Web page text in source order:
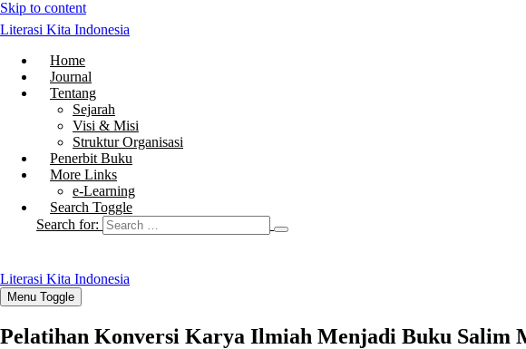
Skip to content
Literasi Kita Indonesia
Home
Journal
Tentang
Sejarah
Visi & Misi
Struktur Organisasi
Penerbit Buku
More Links
e-Learning
Search Toggle
Search for:
Literasi Kita Indonesia
Menu Toggle
Pelatihan Konversi Karya Ilmiah Menjadi Buku Salim